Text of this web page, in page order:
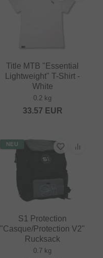
Title MTB "Essential
Lightweight" T-Shirt -
White
0.2 kg
33.57 EUR
NEU
S1 Protection
"Casque/Protection V2"
Rucksack
0.7 kg